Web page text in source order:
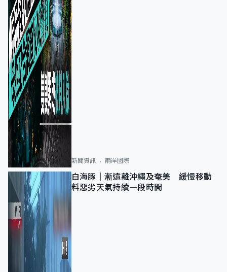
新聞資訊 兩岸國際
白海豚｜漸遠離沖繩及奄美 緩慢移動
料惡劣天氣持續一段時間